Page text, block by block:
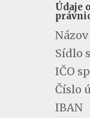
Údaje
Sídlo
IČO
Číslo
IBAN